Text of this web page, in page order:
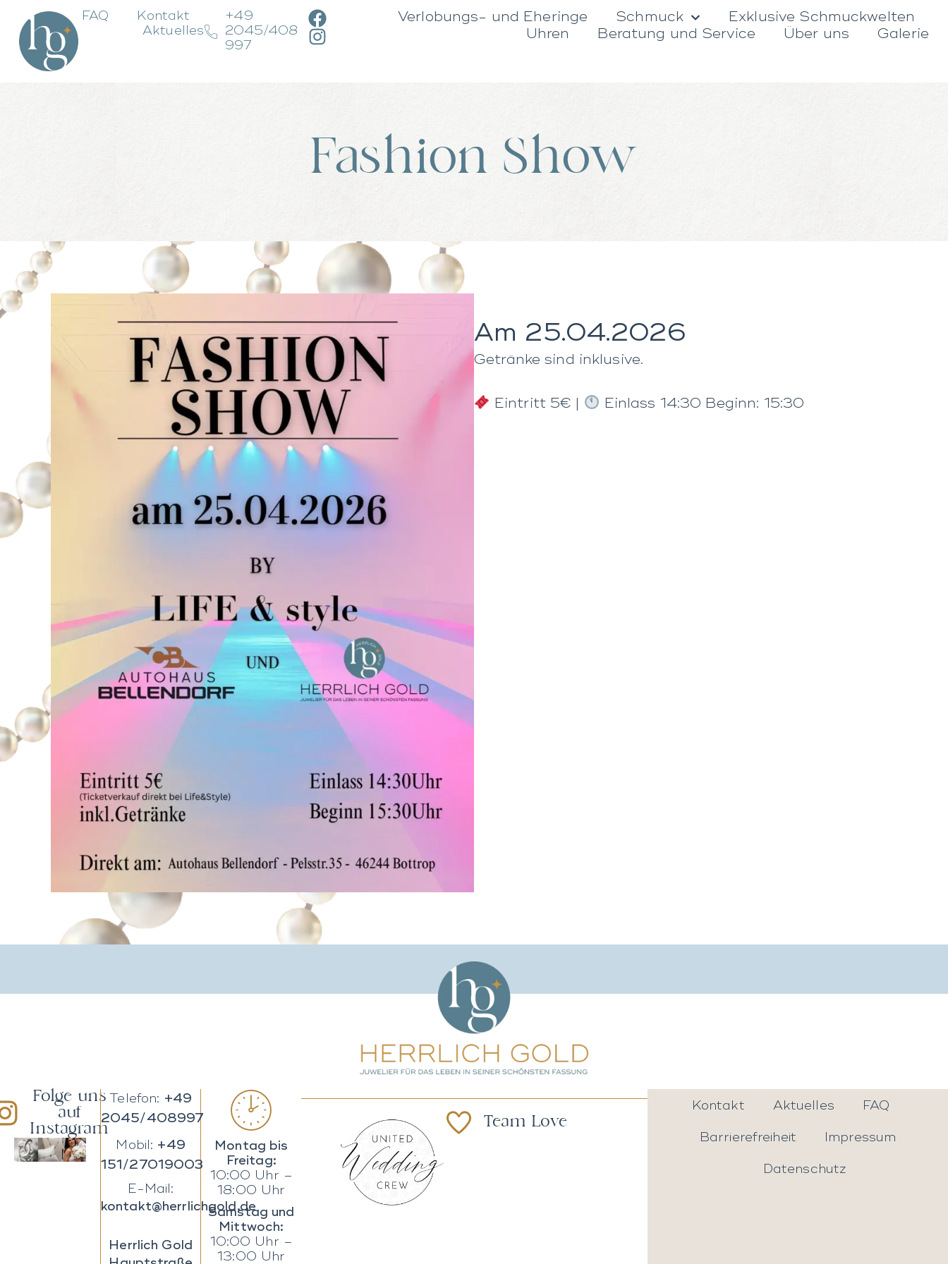
FAQ
Kontakt
Aktuelles
+49
2045/408
997
Verlobungs- und Eheringe Schmuck
Exklusive Schmuckwelten
Uhren
Beratung und Service Über uns Galerie
Fashion Show
Am 25.04.2026
Getränke sind inklusive.
Eintritt 5€ | Einlass 14:30 Beginn: 15:30
Folge uns
auf
Instagram
Telefon: +49
2045/408997
Mobil: +49
151/27019003
E-Mail:
kontakt@herrlichgold.de
Herrlich Gold
Montag bis
Freitag:
10:00 Uhr –
18:00 Uhr
Samstag und
Mittwoch:
10:00 Uhr –
13:00 Uhr
Team Love
Kontakt Aktuelles FAQ
Barrierefreiheit Impressum
Datenschutz